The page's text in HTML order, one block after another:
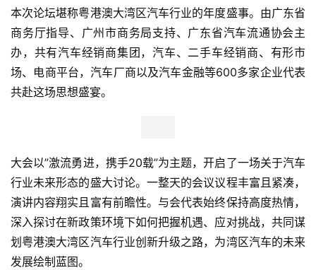
本次论坛堪称粤港澳大湾区汽车行业的年度盛事。由广东省
商务厅指导、广州市商务局支持、广东省汽车流通协会主
办，共有汽车经销商集团，汽车、二手车经销商、有形市
场、电商平台，汽车厂商以及汽车金融等600多家企业代表
共赴这场思想盛宴。
大会以”激流勇进，携手20载”为主题，开启了一场关于汽车
行业未来形态的盛大讨论。一整天的会议议程丰富且紧凑，
演讲内容翔实且富有前瞻性。与会代表始终保持高度热情，
深入探讨在新政策环境下如何把握机遇、应对挑战，共同谋
划粤港澳大湾区汽车行业创新升级之路，为湾区汽车的未来
发展绘制蓝图。